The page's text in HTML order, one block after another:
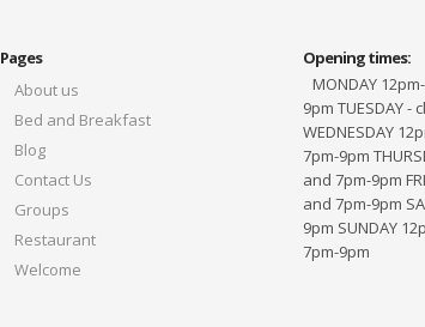
Pages
About us
Bed and Breakfast
Blog
Contact Us
Groups
Restaurant
Welcome
Opening times:
MONDAY
9pm TUESDAY -
WEDNESDAY
7pm-9pm
and 7pm-9pm
and 7pm-9pm
9pm SUNDAY
7pm-9pm